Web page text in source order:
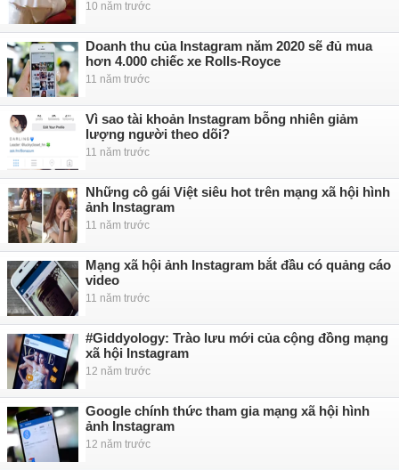
10 năm trước
Doanh thu của Instagram năm 2020 sẽ đủ mua
hơn 4.000 chiếc xe Rolls-Royce
11 năm trước
Vì sao tài khoản Instagram bỗng nhiên giảm
lượng người theo dõi?
11 năm trước
Những cô gái Việt siêu hot trên mạng xã hội hình
ảnh Instagram
11 năm trước
Mạng xã hội ảnh Instagram bắt đầu có quảng cáo
video
11 năm trước
#Giddyology: Trào lưu mới của cộng đồng mạng
xã hội Instagram
12 năm trước
Google chính thức tham gia mạng xã hội hình
ảnh Instagram
12 năm trước